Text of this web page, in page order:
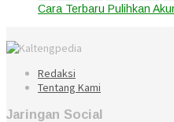
Cara Terbaru Pulihkan
Redaksi
Tentang Kami
Jaringan Social